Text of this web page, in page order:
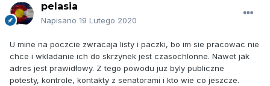
pelasia
Napisano 19 Lutego 2020
U mine na poczcie zwracaja listy i paczki, bo im sie pracowac nie
chce i wkladanie ich do skrzynek jest czasochlonne. Nawet jak
adres jest prawidłowy. Z tego powodu juz byly publiczne
potesty, kontrole, kontakty z senatorami i kto wie co jeszcze.